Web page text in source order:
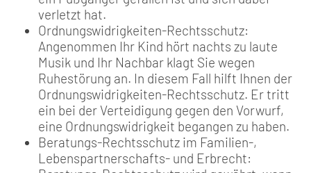
verletzt hat.
Ordnungswidrigkeiten-Rechtsschutz:
Angenommen Ihr Kind hört nachts zu laute
Musik und Ihr Nachbar klagt Sie wegen
Ruhestörung an. In diesem Fall hilft Ihnen der
Ordnungswidrigkeiten-Rechtsschutz. Er tritt
ein bei der Verteidigung gegen den Vorwurf,
eine Ordnungswidrigkeit begangen zu haben.
Beratungs-Rechtsschutz im Familien-,
Lebenspartnerschafts- und Erbrecht: